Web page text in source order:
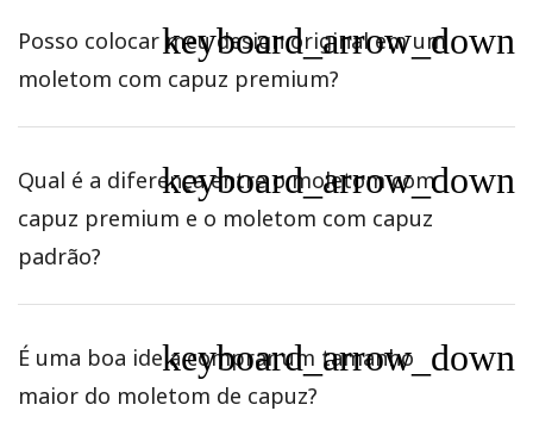
Posso colocar meu design original em um
moletom com capuz premium?
keyboard_arrow_down
Qual é a diferença entre o moletom com
capuz premium e o moletom com capuz
padrão?
keyboard_arrow_down
É uma boa ideia comprar um tamanho
maior do moletom de capuz?
keyboard_arrow_down